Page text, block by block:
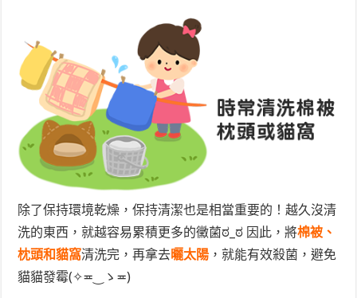
除了保持環境乾燥，保持清潔也是相當重要的！越久沒清
洗的東西，就越容易累積更多的黴菌ಠ_ಠ 因此，將棉被、
枕頭和貓窩清洗完，再拿去曬太陽 ，就能有效殺菌，避免
貓貓發霉(✧≖‿ゝ≖)